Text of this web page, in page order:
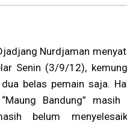
Nurdjaman
Senin (3/9/12),
belas pemain saja.
Bandung”
belum